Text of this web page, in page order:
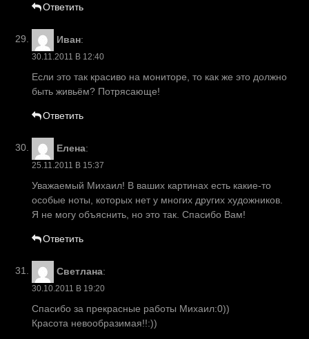
Ответить
Иван:
30.11.2011 В 12:40
Если это так красиво на мониторе, то как же это должно
быть живьём? Потрясающе!
Ответить
Елена:
25.11.2011 В 15:37
Уважаемый Михаил! В ваших картинах есть какие-то
особые ноты, которых нет у многих других художников.
Я не могу объяснить, но это так. Спасибо Вам!
Ответить
Светлана:
30.10.2011 В 19:20
Спасибо за прекрасные работы Михаил:0))
Красота невообразимая!!:))